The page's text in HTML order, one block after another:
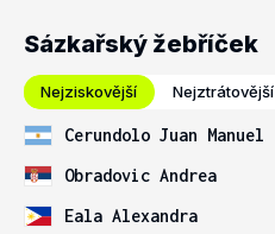
Sázkařský žebříček
Nejziskovější Nejztrátovější
Cerundolo Juan Manuel
Obradovic Andrea
Eala Alexandra